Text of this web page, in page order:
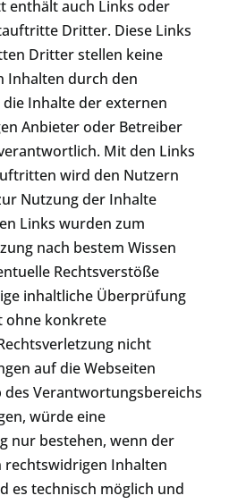
enthält auch Links oder
Dritter. Diese Links
Dritter stellen keine
Inhalten durch den
Inhalte der externen
Anbieter oder Betreiber
Mit den Links
wird den Nutzern
Nutzung der Inhalte
Links wurden zum
nach bestem Wissen
Rechtsverstöße
inhaltliche Überprüfung
ohne konkrete
nicht
auf die Webseiten
Verantwortungsbereichs
würde eine
nur bestehen, wenn der
rechtswidrigen Inhalten
es technisch möglich und